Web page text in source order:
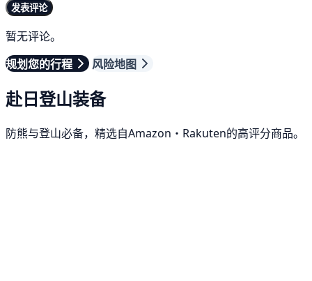
发表评论
暂无评论。
规划您的行程
风险地图
赴日登山装备
防熊与登山必备，精选自Amazon・Rakuten的高评分商品。